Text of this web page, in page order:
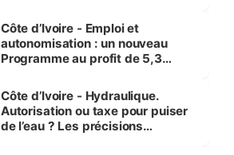
et Yamoussoukro
Côte d’Ivoire - Emploi et
autonomisation : un nouveau
Programme au profit de 5,3
Côte d’Ivoire - Hydraulique.
Autorisation ou taxe pour puiser
de l’eau ? Les précisions